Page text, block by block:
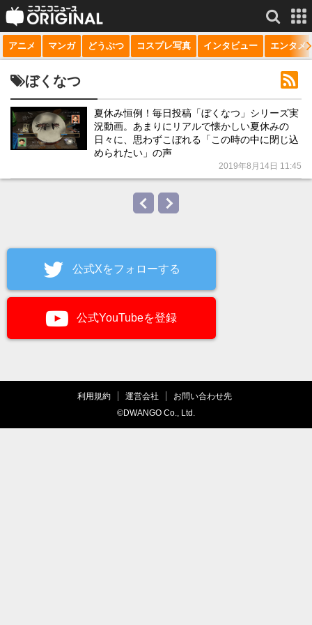
サービス一覧 もっと見る
動画
生放送
アニメ マンガ どうぶつ コスプレ写真 インタビュー エンタメ
ぼくなつ
夏休み恒例！毎日投稿「ぼくなつ」シリーズ実
況動画。あまりにリアルで懐かしい夏休みの
日々に、思わずこぼれる「この時の中に閉じ込
められたい」の声
2019年8月14日 11:45
公式Xをフォローする
公式YouTubeを登録
利用規約 運営会社
お問い合わせ先
©DWANGO Co., Ltd.